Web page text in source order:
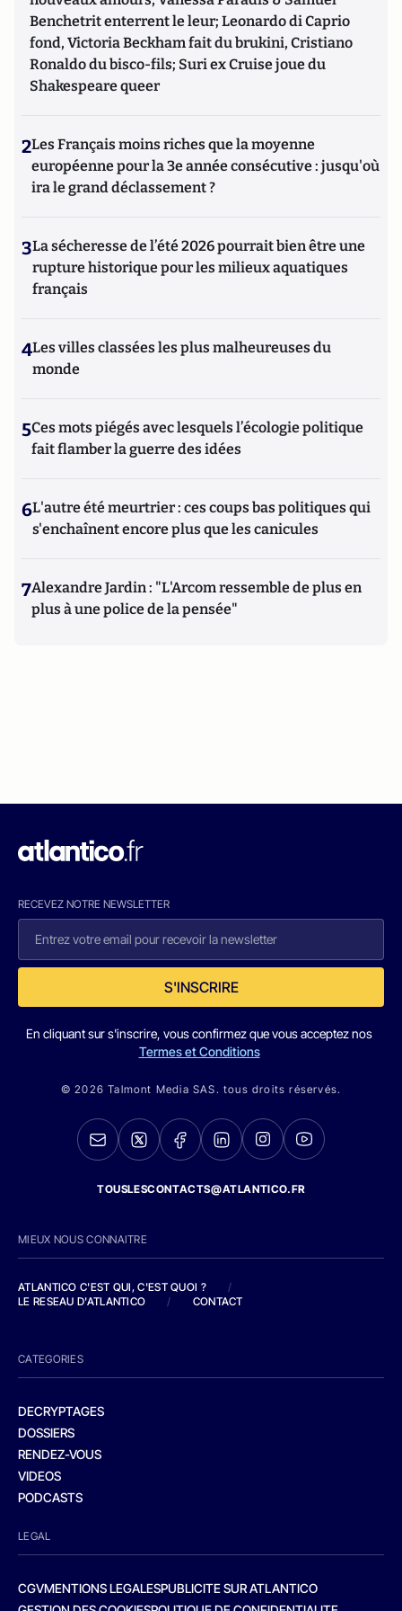
Benchetrit enterrent le leur; Leonardo di Caprio
fond, Victoria Beckham fait du brukini, Cristiano
Ronaldo du bisco-fils; Suri ex Cruise joue du
Shakespeare queer
2Les Français moins riches que la moyenne
européenne pour la 3e année consécutive : jusqu'où
ira le grand déclassement ?
3La sécheresse de l’été 2026 pourrait bien être une
rupture historique pour les milieux aquatiques
français
4Les villes classées les plus malheureuses du
monde
5Ces mots piégés avec lesquels l’écologie politique
fait flamber la guerre des idées
6L'autre été meurtrier : ces coups bas politiques qui
s'enchaînent encore plus que les canicules
7Alexandre Jardin : "L'Arcom ressemble de plus en
plus à une police de la pensée"
RECEVEZ NOTRE NEWSLETTER
S'INSCRIRE
En cliquant sur s'inscrire, vous confirmez que vous acceptez nos
Termes et Conditions
© 2026 Talmont Media SAS. tous droits réservés.
TOUSLESCONTACTS@ATLANTICO.FR
MIEUX NOUS CONNAITRE
ATLANTICO C'EST QUI, C'EST QUOI ?
/
LE RESEAU D'ATLANTICO
/ CONTACT
CATEGORIES
DECRYPTAGES
DOSSIERS
RENDEZ-VOUS
VIDEOS
PODCASTS
LEGAL
CGVMENTIONS LEGALESPUBLICITE SUR ATLANTICO